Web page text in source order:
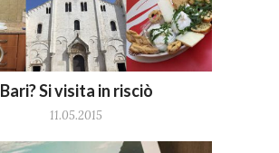
Bari? Si visita in risciò
11.05.2015